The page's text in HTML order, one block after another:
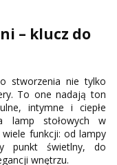
– klucz do
stworzenia nie tylko
To one nadają ton
intymne i ciepłe
lamp stołowych w
wiele funkcji: od lampy
punkt świetlny, do
wnętrzu.